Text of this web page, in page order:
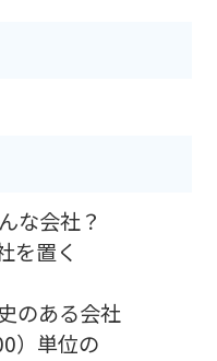
な会社？
を置く
のある会社
）単位の